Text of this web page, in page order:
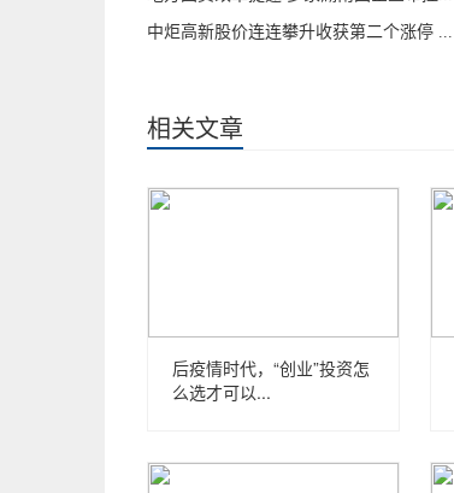
中炬高新股价连连攀升收获第二个涨停 ...
相关文章
后疫情时代，“创业”投资怎
么选才可以...